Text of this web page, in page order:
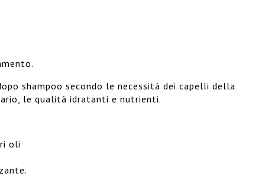
shampoo secondo le necessità dei capelli della
le qualità idratanti e nutrienti.
oli